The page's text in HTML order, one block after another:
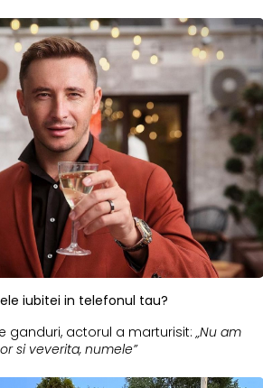
iubitei in telefonul tau?
ganduri, actorul a marturisit:„Nu am
si veverita, numele”